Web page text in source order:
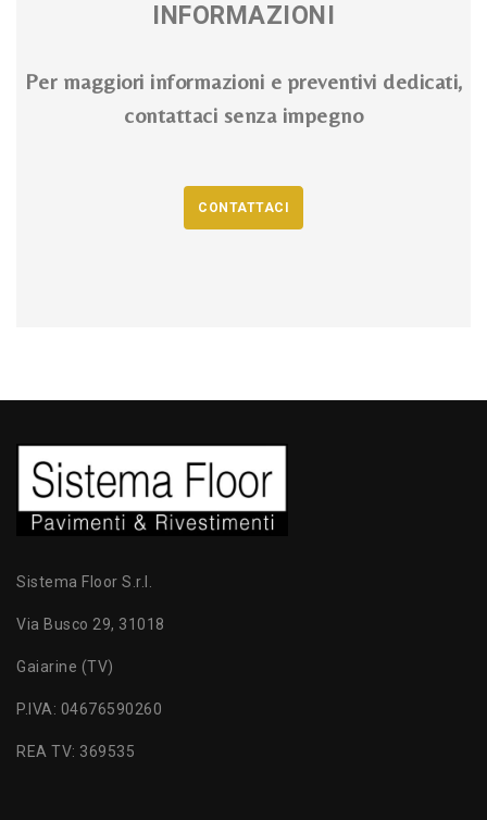
INFORMAZIONI
Per maggiori informazioni e preventivi dedicati,
contattaci senza impegno
CONTATTACI
Sistema Floor S.r.l.
Via Busco 29, 31018
Gaiarine (TV)
P.IVA: 04676590260
REA TV: 369535